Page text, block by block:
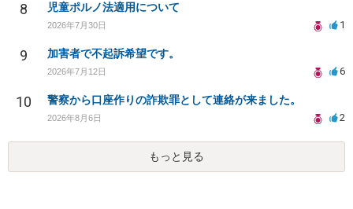
8 児童ポルノ法適用について
2026年7月30日 1
9 加害者で不起訴希望です。
2026年7月12日 6
10 警察から口座作りの詐欺罪として連絡が来ました。
2026年8月6日 2
もっと見る